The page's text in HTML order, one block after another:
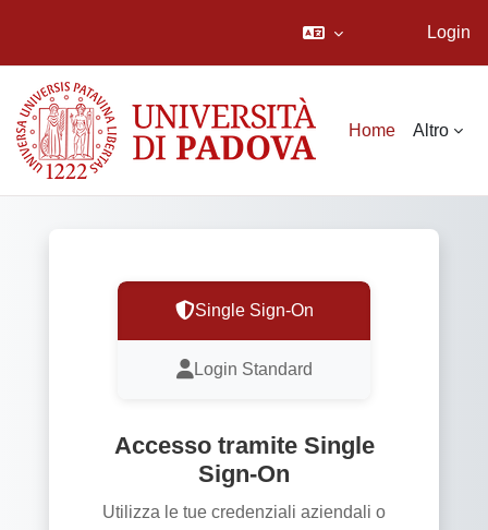
Login
Home Altro
Single Sign-On
Login Standard
Accesso tramite Single
Sign-On
Utilizza le tue credenziali aziendali o